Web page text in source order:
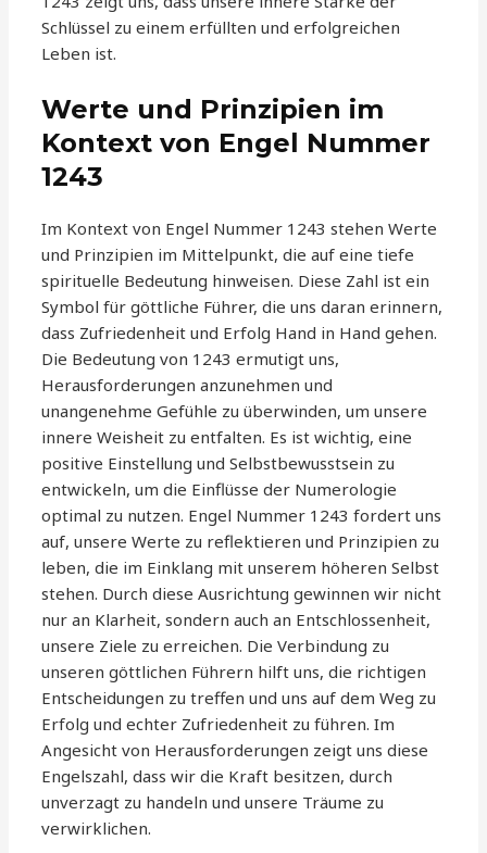
Schlüssel zu einem erfüllten und erfolgreichen
Leben ist.
Werte und Prinzipien im
Kontext von Engel Nummer
1243
Im Kontext von Engel Nummer 1243 stehen Werte
und Prinzipien im Mittelpunkt, die auf eine tiefe
spirituelle Bedeutung hinweisen. Diese Zahl ist ein
Symbol für göttliche Führer, die uns daran erinnern,
dass Zufriedenheit und Erfolg Hand in Hand gehen.
Die Bedeutung von 1243 ermutigt uns,
Herausforderungen anzunehmen und
unangenehme Gefühle zu überwinden, um unsere
innere Weisheit zu entfalten. Es ist wichtig, eine
positive Einstellung und Selbstbewusstsein zu
entwickeln, um die Einflüsse der Numerologie
optimal zu nutzen. Engel Nummer 1243 fordert uns
auf, unsere Werte zu reflektieren und Prinzipien zu
leben, die im Einklang mit unserem höheren Selbst
stehen. Durch diese Ausrichtung gewinnen wir nicht
nur an Klarheit, sondern auch an Entschlossenheit,
unsere Ziele zu erreichen. Die Verbindung zu
unseren göttlichen Führern hilft uns, die richtigen
Entscheidungen zu treffen und uns auf dem Weg zu
Erfolg und echter Zufriedenheit zu führen. Im
Angesicht von Herausforderungen zeigt uns diese
Engelszahl, dass wir die Kraft besitzen, durch
unverzagt zu handeln und unsere Träume zu
verwirklichen.